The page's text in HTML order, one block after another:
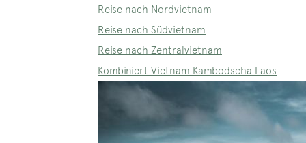
Reise nach Nordvietnam
Reise nach Südvietnam
Reise nach Zentralvietnam
Kombiniert Vietnam Kambodscha Laos